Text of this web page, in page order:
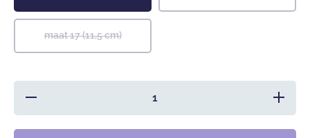
maat 17 (11,5 cm)
Hoeveelheid
Canvas
voor